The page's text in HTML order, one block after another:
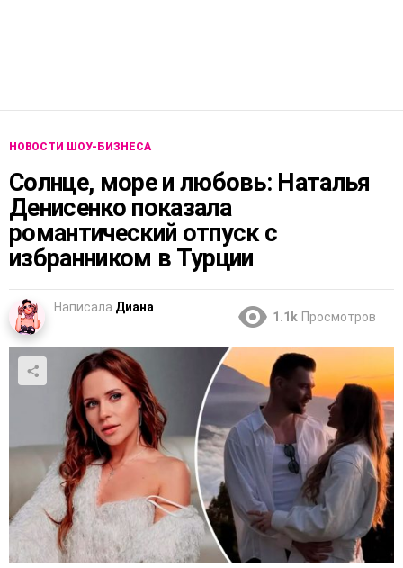
НОВОСТИ ШОУ-БИЗНЕСА
Солнце, море и любовь: Наталья
Денисенко показала
романтический отпуск с
избранником в Турции
Написала Диана
1.1k Просмотров